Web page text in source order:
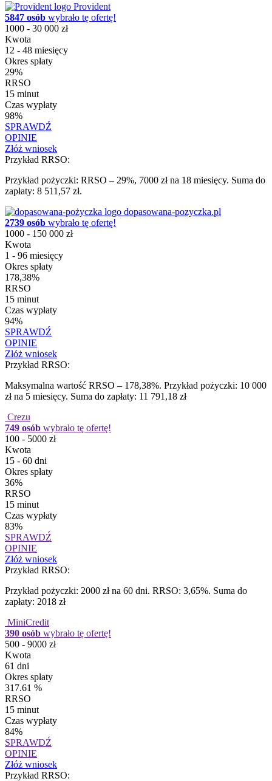
Provident
5847 osób wybrało tę ofertę!
1000 - 30 000 zł
Kwota
12 - 48 miesięcy
Okres spłaty
29%
RRSO
15 minut
Czas wypłaty
98%
SPRAWDŹ
OPINIE
Złóż wniosek
Przykład RRSO:
Przykład pożyczki: RRSO – 29%, 7000 zł na 18 miesięcy. Suma do
zapłaty: 8 511,57 zł.
dopasowana-pozyczka.pl
2739 osób wybrało tę ofertę!
1000 - 150 000 zł
Kwota
1 - 96 miesięcy
Okres spłaty
178,38%
RRSO
15 minut
Czas wypłaty
94%
SPRAWDŹ
OPINIE
Złóż wniosek
Przykład RRSO:
Maksymalna wartość RRSO – 178,38%. Przykład pożyczki: 10 000
zł na 5 miesięcy. Suma do zapłaty: 11 791,18 zł
Crezu
749 osób wybrało tę ofertę!
100 - 5000 zł
Kwota
15 - 60 dni
Okres spłaty
36%
RRSO
15 minut
Czas wypłaty
83%
SPRAWDŹ
OPINIE
Złóż wniosek
Przykład RRSO:
Przykład pożyczki: 2000 zł na 60 dni. RRSO: 3,65%. Suma do
zapłaty: 2018 zł
MiniCredit
390 osób wybrało tę ofertę!
500 - 9000 zł
Kwota
61 dni
Okres spłaty
317.61 %
RRSO
15 minut
Czas wypłaty
84%
SPRAWDŹ
OPINIE
Złóż wniosek
Przykład RRSO: